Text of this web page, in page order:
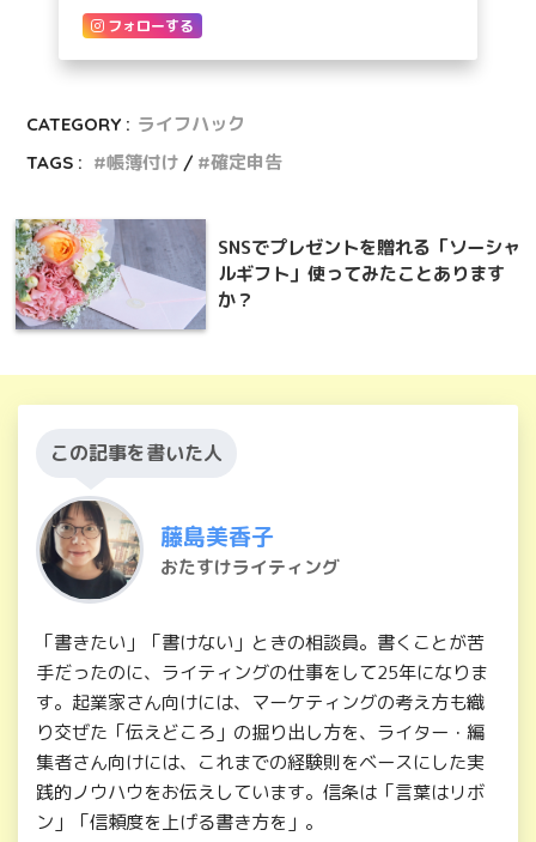
フォローする
CATEGORY : ライフハック
TAGS :
帳簿付け 確定申告
SNSでプレゼントを贈れる「ソーシャ
ルギフト」使ってみたことあります
か？
この記事を書いた人
藤島美香子
おたすけライティング
「書きたい」「書けない」ときの相談員。書くことが苦
手だったのに、ライティングの仕事をして25年になりま
す。起業家さん向けには、マーケティングの考え方も織
り交ぜた「伝えどころ」の掘り出し方を、ライター・編
集者さん向けには、これまでの経験則をベースにした実
践的ノウハウをお伝えしています。信条は「言葉はリボ
ン」「信頼度を上げる書き方を」。